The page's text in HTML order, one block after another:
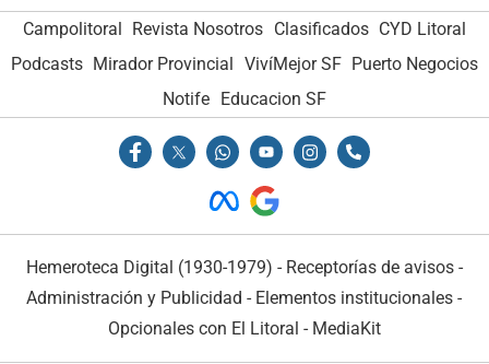
Campolitoral Revista Nosotros Clasificados CYD Litoral
Podcasts Mirador Provincial VivíMejor SF Puerto Negocios
Notife Educacion SF
Hemeroteca Digital (1930-1979) - Receptorías de avisos -
Administración y Publicidad - Elementos institucionales -
Opcionales con El Litoral - MediaKit